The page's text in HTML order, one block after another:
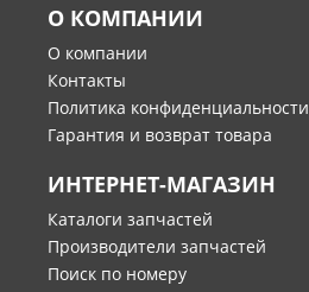
О КОМПАНИИ
О компании
Контакты
Политика конфиденциальности
Гарантия и возврат товара
ИНТЕРНЕТ-МАГАЗИН
Каталоги запчастей
Производители запчастей
Поиск по номеру